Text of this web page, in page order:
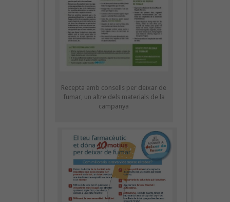
Recepta amb consells per deixar de
fumar, un altre dels materials de la
campanya